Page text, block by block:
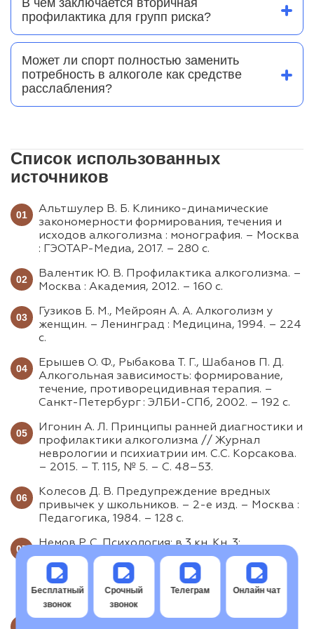
уменьшением затрат государства на лечение
заболеваний, вызванных алкоголем. Это
фундаментальный фактор демографической и
профилактика для групп риска?
у которых уже проявляются признаки
злоупотребления. Она включает раннюю
диагностику, психологическое консультирование
и коррекцию среды общения, чтобы не
допустить перехода вредной привычки в стадию
клинической зависимости.
Может ли спорт полностью заменить
потребность в алкоголе как средстве
расслабления?
эмоциональный фон, помогая справляться со
стрессом без химических стимуляторов, что
является основой психологической
Список использованных
источников
Альтшулер В. Б. Клинико-динамические
закономерности формирования, течения и
исходов алкоголизма : монография. – Москва
: ГЭОТАР-Медиа, 2017. – 280 с.
Валентик Ю. В. Профилактика алкоголизма. –
Москва : Академия, 2012. – 160 с.
Гузиков Б. М., Мейроян А. А. Алкоголизм у
женщин. – Ленинград : Медицина, 1994. – 224
с.
Ерышев О. Ф., Рыбакова Т. Г., Шабанов П. Д.
Алкогольная зависимость: формирование,
течение, противорецидивная терапия. –
Санкт-Петербург : ЭЛБИ-СПб, 2002. – 192 с.
Игонин А. Л. Принципы ранней диагностики и
профилактики алкоголизма // Журнал
неврологии и психиатрии им. С.С. Корсакова.
– 2015. – Т. 115, № 5. – С. 48–53.
Колесов Д. В. Предупреждение вредных
привычек у школьников. – 2-е изд. – Москва :
Педагогика, 1984. – 128 с.
Немов Р. С. Психология: в 3 кн. Кн. 3:
Психодиагностика. Введение в научное
психологическое исследование с элементами
математической статистики. – Москва :
ВЛАДОС, 2010. – 640 с.
Огурцов А. П. Проблемы формирования
Бесплатный
звонок
Срочный
звонок
Телеграм Онлайн чат